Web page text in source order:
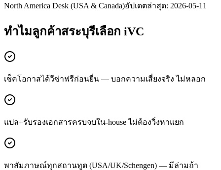
North America Desk (USA & Canada)อัปเดตล่าสุด: 2026-05-11
ทำไมลูกค้าสระบุรีเลือก iVC
เช็คโอกาสได้วีซ่าฟรีก่อนยื่น — บอกความเสี่ยงจริง ไม่หลอก
แปล+รับรองเอกสารครบจบใน-house ไม่ต้องวิ่งหาแยก
พาสัมภาษณ์ทุกสถานทูต (USA/UK/Schengen) — มีล่ามถ้า